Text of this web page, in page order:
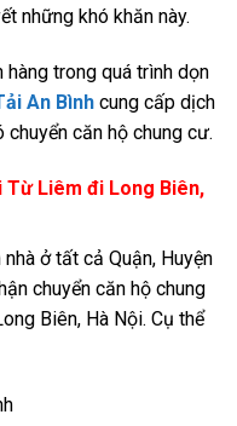
những khó khăn này.
trong quá trình dọn
An Bình cung cấp dịch
căn hộ chung cư.
Từ Liêm đi Long Biên,
ở tất cả Quận, Huyện
chuyển căn hộ chung
Biên, Hà Nội. Cụ thể